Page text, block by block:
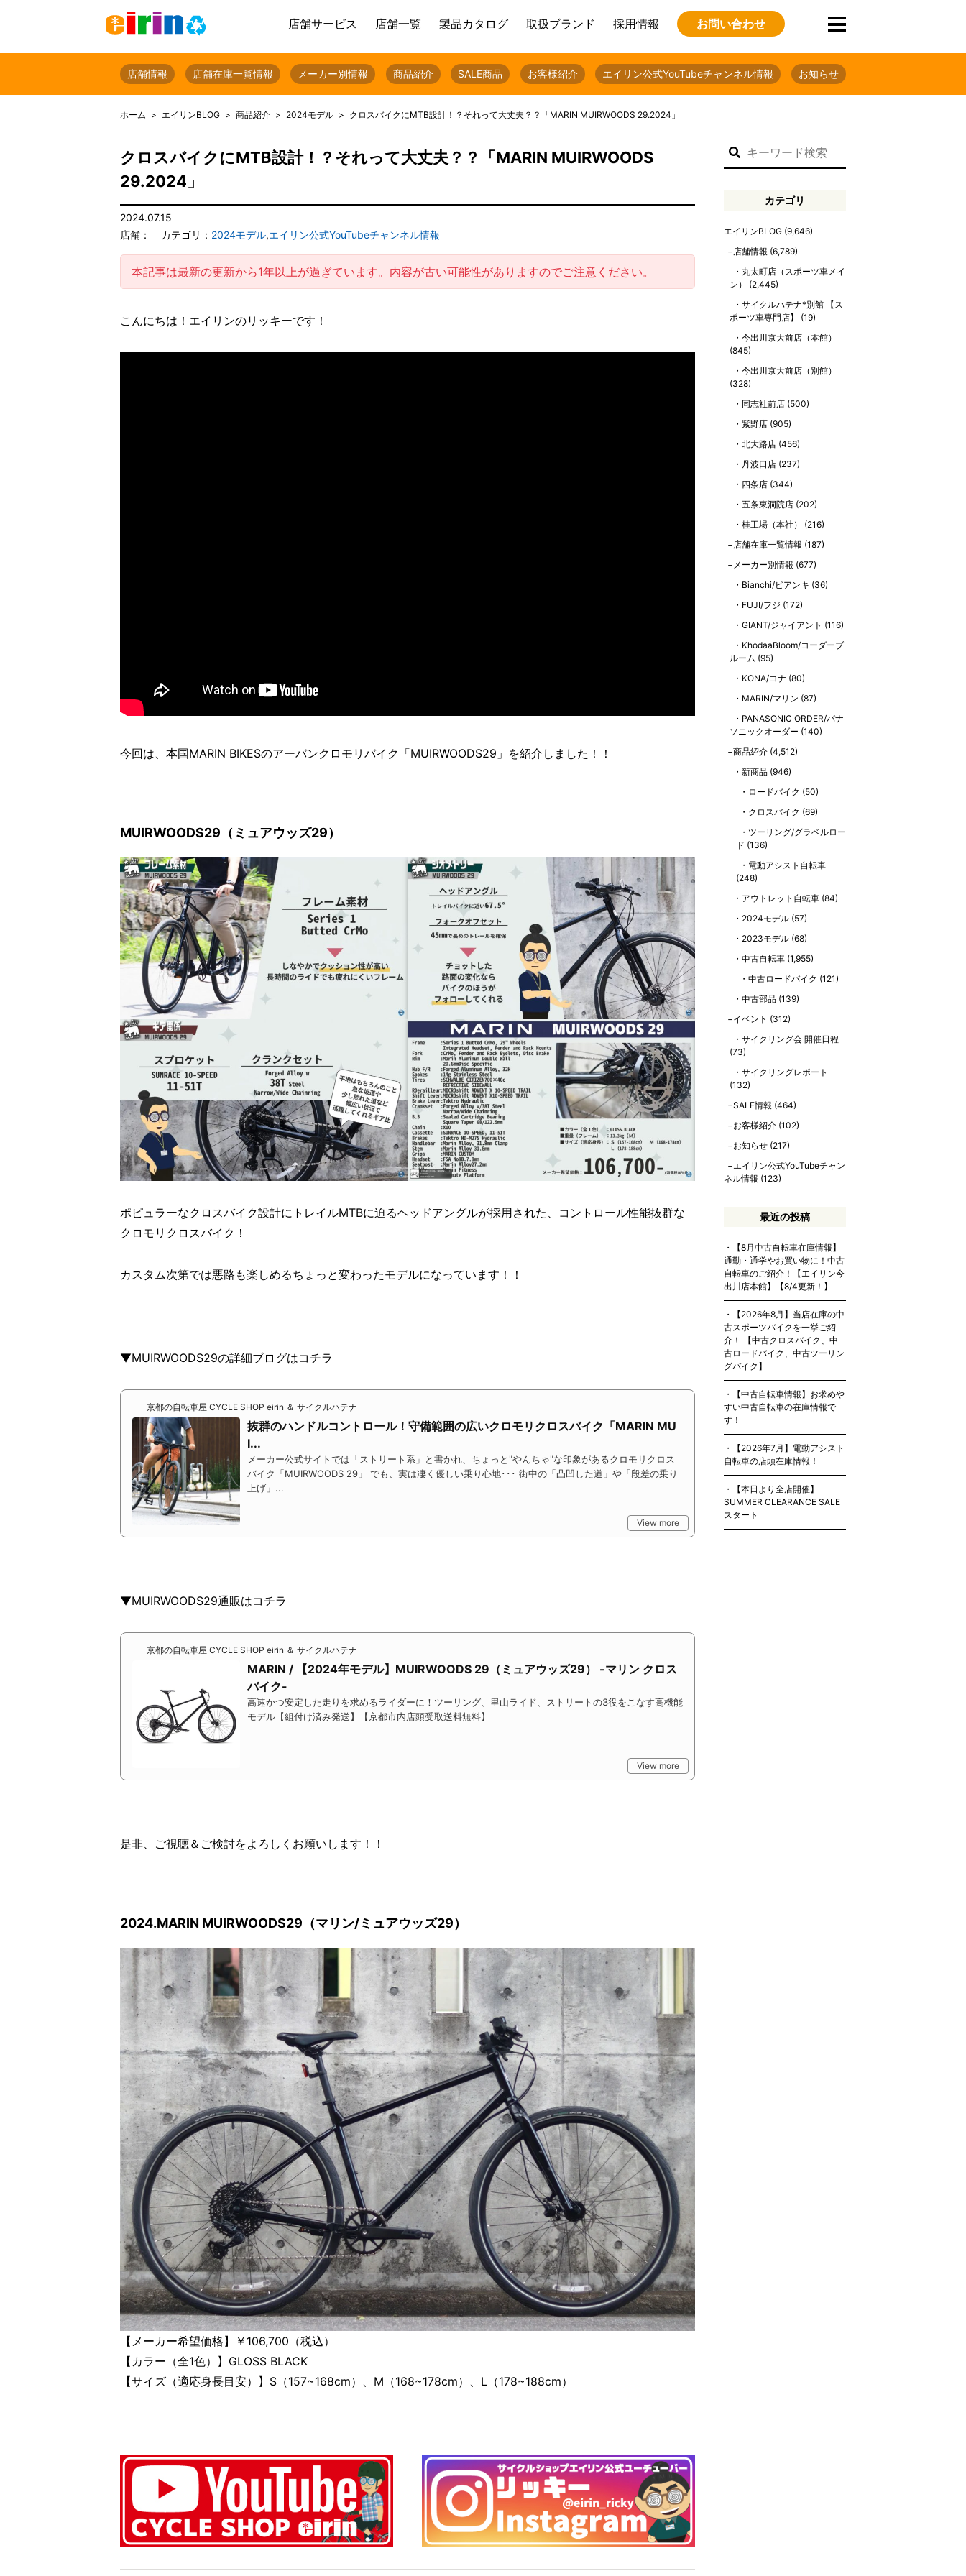
店舗サービス 店舗一覧 製品カタログ 取扱ブランド 採用情報 お問い合わせ
店舗情報 店舗在庫一覧情報 メーカー別情報 商品紹介 SALE商品 お客様紹介 エイリン公式YouTubeチャンネル情報 お知らせ
ホーム エイリンBLOG 商品紹介 2024モデル クロスバイクにMTB設計！？それって大丈夫？？「MARIN MUIRWOODS 29.2024」
クロスバイクにMTB設計！？それって大丈夫？？「MARIN MUIRWOODS
29.2024」
2024.07.15
店舗：
カテゴリ： 2024モデル,エイリン公式YouTubeチャンネル情報
本記事は最新の更新から1年以上が過ぎています。内容が古い可能性がありますのでご注意ください。
こんにちは！エイリンのリッキーです！
今回は、本国MARIN BIKESのアーバンクロモリバイク「MUIRWOODS29」を紹介しました！！
MUIRWOODS29（ミュアウッズ29）
ポピュラーなクロスバイク設計にトレイルMTBに迫るヘッドアングルが採用された、コントロール性能抜群な
クロモリクロスバイク！
カスタム次第では悪路も楽しめるちょっと変わったモデルになっています！！
▼MUIRWOODS29の詳細ブログはコチラ
京都の自転車屋 CYCLE SHOP eirin ＆ サイクルハテナ
抜群のハンドルコントロール！守備範囲の広いクロモリクロスバイク「MARIN MU
I...
メーカー公式サイトでは「ストリート系」と書かれ、ちょっと"やんちゃ"な印象があるクロモリクロス
バイク「MUIRWOODS 29」 でも、実は凄く優しい乗り心地･･･ 街中の「凸凹した道」や「段差の乗り
上げ」...
View more
▼MUIRWOODS29通販はコチラ
京都の自転車屋 CYCLE SHOP eirin ＆ サイクルハテナ
MARIN / 【2024年モデル】MUIRWOODS 29（ミュアウッズ29） -マリン クロス
バイク-
高速かつ安定した走りを求めるライダーに！ツーリング、里山ライド、ストリートの3役をこなす高機能
モデル【組付け済み発送】【京都市内店頭受取送料無料】
View more
是非、ご視聴＆ご検討をよろしくお願いします！！
2024.MARIN MUIRWOODS29（マリン/ミュアウッズ29）
【メーカー希望価格】￥106,700（税込）
【カラー（全1色）】GLOSS BLACK
【サイズ（適応身長目安）】S（157~168cm）、M（168~178cm）、L（178~188cm）
カテゴリ
エイリンBLOG (9,646)
店舗情報 (6,789)
丸太町店（スポーツ車メイ
ン）
(2,445)
サイクルハテナ*別館 【ス
ポーツ車専門店】
(19)
今出川京大前店（本館）
(845)
今出川京大前店（別館）
(328)
同志社前店 (500)
紫野店 (905)
北大路店 (456)
丹波口店 (237)
四条店 (344)
五条東洞院店 (202)
桂工場（本社）
(216)
店舗在庫一覧情報 (187)
メーカー別情報 (677)
Bianchi/ビアンキ (36)
FUJI/フジ (172)
GIANT/ジャイアント (116)
KhodaaBloom/コーダーブ
ルーム (95)
KONA/コナ (80)
MARIN/マリン (87)
PANASONIC ORDER/パナ
ソニックオーダー (140)
商品紹介 (4,512)
新商品 (946)
ロードバイク (50)
クロスバイク (69)
ツーリング/グラベルロー
ド (136)
電動アシスト自転車
(248)
アウトレット自転車 (84)
2024モデル (57)
2023モデル (68)
中古自転車 (1,955)
中古ロードバイク (121)
中古部品 (139)
イベント (312)
サイクリング会 開催日程
(73)
サイクリングレポート
(132)
SALE情報 (464)
お客様紹介 (102)
お知らせ (217)
エイリン公式YouTubeチャン
ネル情報 (123)
最近の投稿
【8月中古自転車在庫情報】
通勤・通学やお買い物に！中古
自転車のご紹介！【エイリン今
出川店本館】【8/4更新！】
【2026年8月】当店在庫の中
古スポーツバイクを一挙ご紹
介！ 【中古クロスバイク、中
古ロードバイク、中古ツーリン
グバイク】
【中古自転車情報】お求めや
すい中古自転車の在庫情報で
す！
【2026年7月】電動アシスト
自転車の店頭在庫情報！
【本日より全店開催】
SUMMER CLEARANCE SALE
スタート